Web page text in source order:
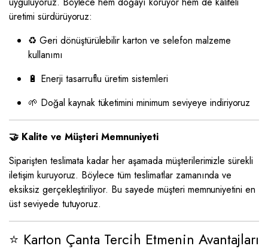
üretimi sürdürüyoruz:
♻️ Geri dönüştürülebilir karton ve selefon malzeme
kullanımı
🔋 Enerji tasarruflu üretim sistemleri
🌱 Doğal kaynak tüketimini minimum seviyeye indiriyoruz
🤝 Kalite ve Müşteri Memnuniyeti
Siparişten teslimata kadar her aşamada müşterilerimizle sürekli
iletişim kuruyoruz. Böylece tüm teslimatlar zamanında ve
eksiksiz gerçekleştiriliyor. Bu sayede müşteri memnuniyetini en
üst seviyede tutuyoruz.
⭐ Karton Çanta Tercih Etmenin Avantajları